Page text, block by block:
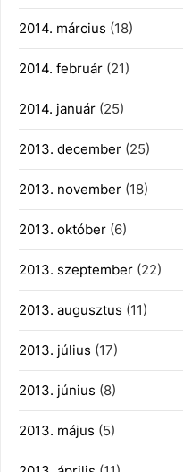
2014. március (18)
2014. február (21)
2014. január (25)
2013. december (25)
2013. november (18)
2013. október (6)
2013. szeptember (22)
2013. augusztus (11)
2013. július (17)
2013. június (8)
2013. május (5)